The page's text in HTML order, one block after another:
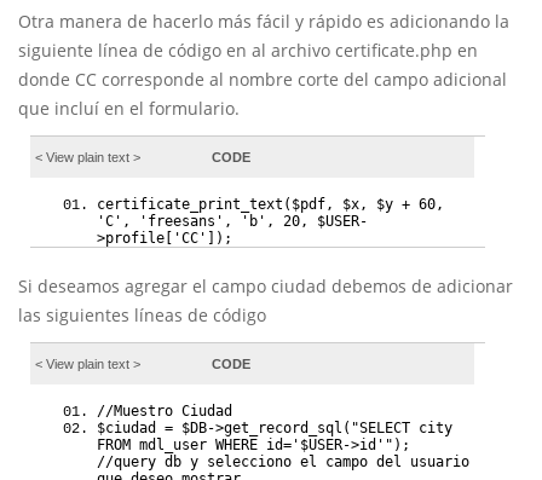
Otra manera de hacerlo más fácil y rápido es adicionando la
siguiente línea de código en al archivo certificate.php en
donde CC corresponde al nombre corte del campo adicional
que incluí en el formulario.
< View plain text > CODE
certificate_print_text($pdf, $x, $y + 60,
'C', 'freesans', 'b', 20, $USER-
>profile['CC']);
Si deseamos agregar el campo ciudad debemos de adicionar
las siguientes líneas de código
< View plain text > CODE
//Muestro Ciudad
$ciudad = $DB->get_record_sql("SELECT city
FROM mdl_user WHERE id='$USER->id'");
//query db y selecciono el campo del usuario